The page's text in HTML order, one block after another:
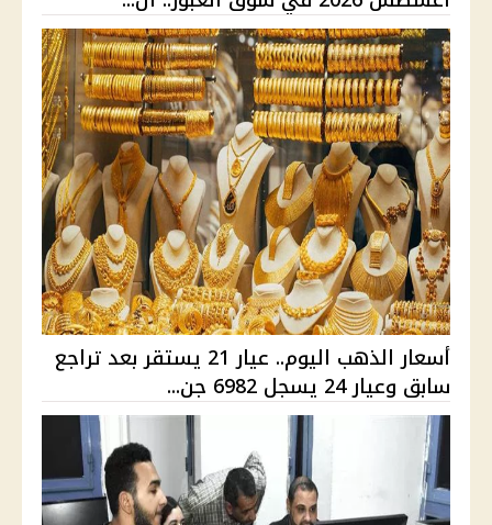
أسعار الذهب اليوم.. عيار 21 يستقر بعد تراجع
سابق وعيار 24 يسجل 6982 جن...